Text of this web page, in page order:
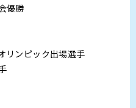
優勝
リンピック出場選手